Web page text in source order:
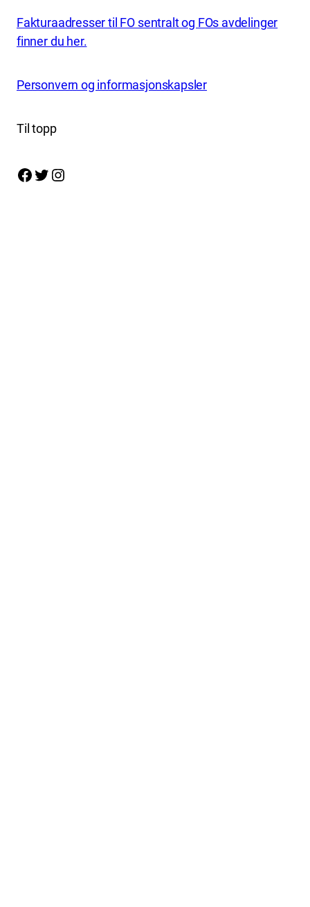
Fakturaadresser til FO sentralt og FOs avdelinger
finner du her.
Personvern og informasjonskapsler
Til topp
Facebook Twitter Instagram